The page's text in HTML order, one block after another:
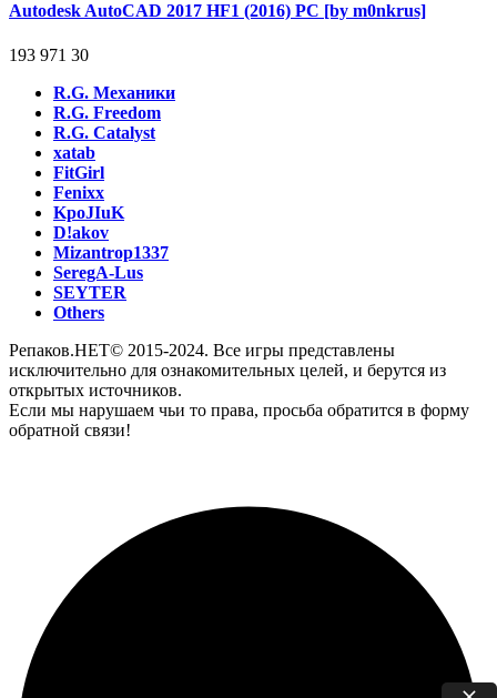
Autodesk AutoCAD 2017 HF1 (2016) PC [by m0nkrus]
193 971 30
R.G. Механики
R.G. Freedom
R.G. Catalyst
xatab
FitGirl
Fenixx
KpoJIuK
D!akov
Mizantrop1337
SeregA-Lus
SEYTER
Others
Репаков.НЕТ© 2015-2024. Все игры представлены
исключительно для ознакомительных целей, и берутся из
открытых источников.
Если мы нарушаем чьи то права, просьба обратится в форму
обратной связи!